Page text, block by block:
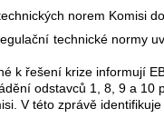
norem Komisi
technické normy
k řešení krize informují
odstavců 1, 8, 9 a 10
V této zprávě